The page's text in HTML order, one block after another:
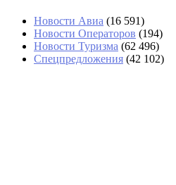
Новости Авиа (16 591)
Новости Операторов (194)
Новости Туризма (62 496)
Спецпредложения (42 102)